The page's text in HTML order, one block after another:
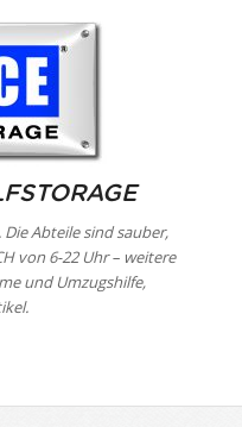
Abteile sind sauber,
von 6-22 Uhr – weitere
und Umzugshilfe,